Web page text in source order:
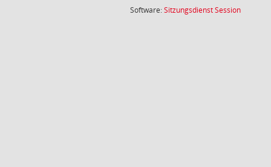
Software:SitzungsdienstSession(Wird in